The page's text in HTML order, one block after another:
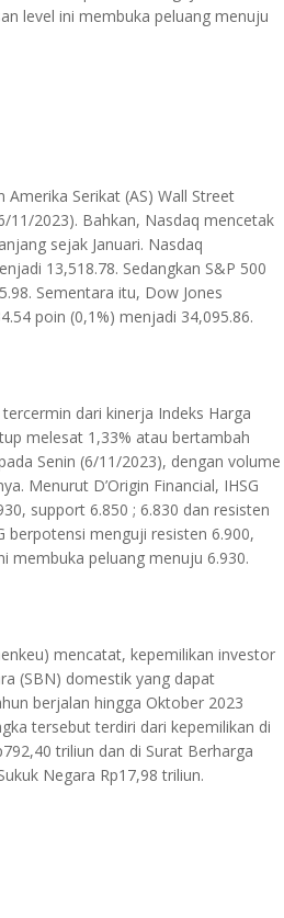
level ini membuka peluang menuju
Amerika Serikat (AS) Wall Street
11/2023). Bahkan, Nasdaq mencetak
sejak Januari. Nasdaq
13,518.78. Sedangkan S&P 500
Sementara itu, Dow Jones
poin (0,1%) menjadi 34,095.86.
dari kinerja Indeks Harga
melesat 1,33% atau bertambah
Senin (6/11/2023), dengan volume
Menurut D’Origin Financial, IHSG
support 6.850 ; 6.830 dan resisten
berpotensi menguji resisten 6.900,
membuka peluang menuju 6.930.
mencatat, kepemilikan investor
(SBN) domestik yang dapat
berjalan hingga Oktober 2023
tersebut terdiri dari kepemilikan di
triliun dan di Surat Berharga
Negara Rp17,98 triliun.